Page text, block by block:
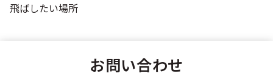
飛ばしたい場所
お問い合わせ